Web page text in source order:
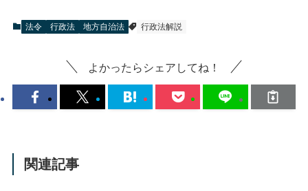
法令 行政法 地方自治法 行政法解説
よかったらシェアしてね！
関連記事